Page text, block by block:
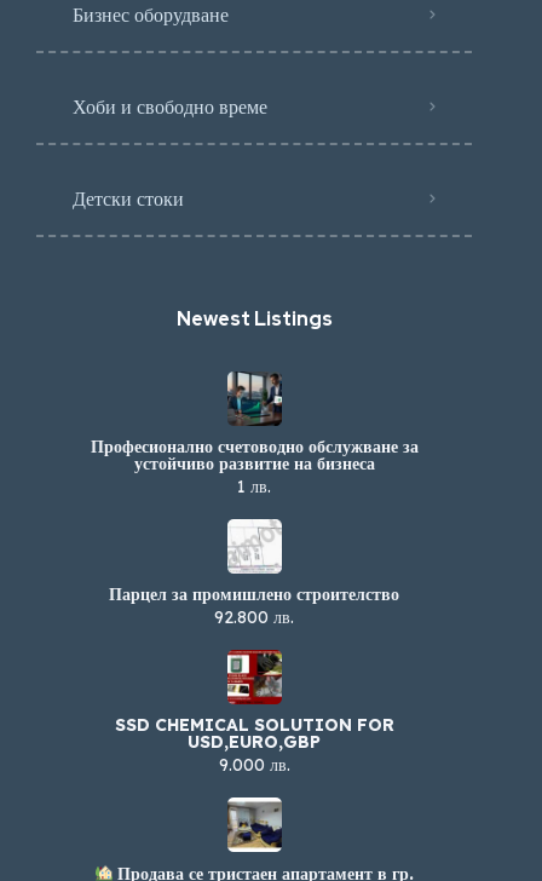
Бизнес оборудване
Хоби и свободно време
Детски стоки
Newest Listings​
Професионално счетоводно обслужване за
устойчиво развитие на бизнеса
1 лв.
Парцел за промишлено строителство
92.800 лв.
SSD CHEMICAL SOLUTION FOR
USD,EURO,GBP
9.000 лв.
Продава се тристаен апартамент в гр.